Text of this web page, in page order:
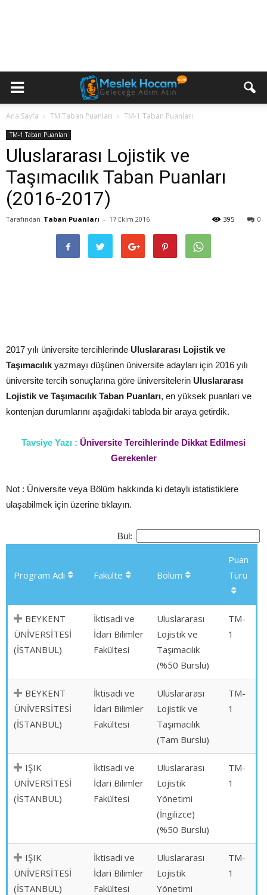
Ana Sayfa TM Taban Puanları TM-1 Taban Puanları
TM-1 Taban Puanları
Uluslararası Lojistik ve
Taşımacılık Taban Puanları
(2016-2017)
Tarafından Taban Puanları - 17 Ekim 2016 0
395
2017 yılı üniversite tercihlerinde Uluslararası Lojistik ve
Taşımacılık yazmayı düşünen üniversite adayları için 2016 yılı
üniversite tercih sonuçlarına göre üniversitelerin Uluslararası
Lojistik ve Taşımacılık Taban Puanları, en yüksek puanları ve
kontenjan durumlarını aşağıdaki tabloda bir araya getirdik.
Tavsiye Yazı : Üniversite Tercihlerinde Dikkat Edilmesi
Gerekenler
Not : Üniversite veya Bölüm hakkında ki detaylı istatistiklere
ulaşabilmek için üzerine tıklayın.
Bul:
Program Adı Fakülte Bölüm
Puan
Türü
BEYKENT
ÜNİVERSİTESİ
(İSTANBUL)
İktisadi ve
İdari Bilimler
Fakültesi
Uluslararası
Lojistik ve
Taşımacılık
(%50 Burslu)
TM-
1
BEYKENT
ÜNİVERSİTESİ
(İSTANBUL)
İktisadi ve
İdari Bilimler
Fakültesi
Uluslararası
Lojistik ve
Taşımacılık
(Tam Burslu)
TM-
1
IŞIK
ÜNİVERSİTESİ
(İSTANBUL)
İktisadi ve
İdari Bilimler
Fakültesi
Uluslararası
Lojistik
Yönetimi
(İngilizce)
(%50 Burslu)
TM-
1
IŞIK
ÜNİVERSİTESİ
(İSTANBUL)
İktisadi ve
İdari Bilimler
Fakültesi
Uluslararası
Lojistik
Yönetimi
TM-
1